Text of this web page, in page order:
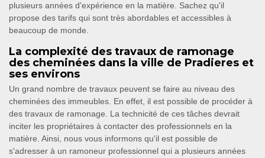
plusieurs années d'expérience en la matière. Sachez qu'il
propose des tarifs qui sont très abordables et accessibles à
beaucoup de monde.
La complexité des travaux de ramonage
des cheminées dans la ville de Pradieres et
ses environs
Un grand nombre de travaux peuvent se faire au niveau des
cheminées des immeubles. En effet, il est possible de procéder à
des travaux de ramonage. La technicité de ces tâches devrait
inciter les propriétaires à contacter des professionnels en la
matière. Ainsi, nous vous informons qu'il est possible de
s'adresser à un ramoneur professionnel qui a plusieurs années